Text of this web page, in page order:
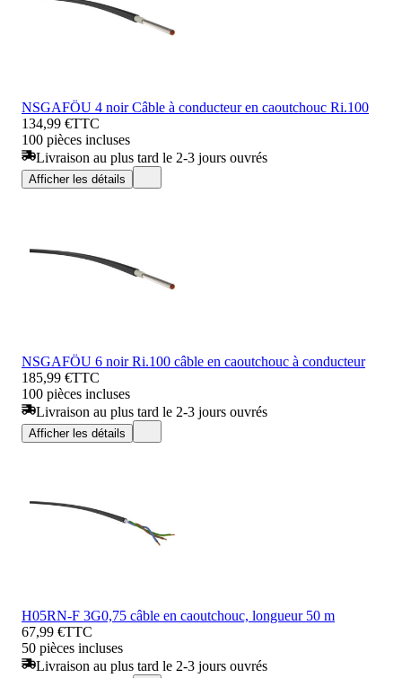
NSGAFÖU 4 noir Câble à conducteur en caoutchouc Ri.100
134,99 €TTC
100 pièces incluses
Livraison au plus tard le 2-3 jours ouvrés
Afficher les détails
NSGAFÖU 6 noir Ri.100 câble en caoutchouc à conducteur
185,99 €TTC
100 pièces incluses
Livraison au plus tard le 2-3 jours ouvrés
Afficher les détails
H05RN-F 3G0,75 câble en caoutchouc, longueur 50 m
67,99 €TTC
50 pièces incluses
Livraison au plus tard le 2-3 jours ouvrés